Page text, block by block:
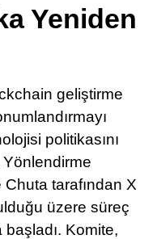
TikTok
LinkedIn
Telegram
Yeniden
geliştirme
politikasını
tarafından X
üzere süreç
başladı. Komite,